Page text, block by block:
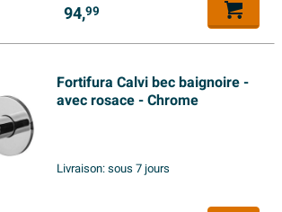
94,99
Fortifura Calvi bec baignoire -
avec rosace - Chrome
Livraison:sous 7 jours